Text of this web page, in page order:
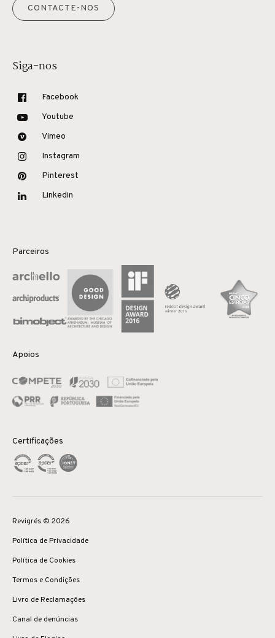
CONTACTE-NOS
Siga-nos
Facebook
Youtube
Vimeo
Instagram
Pinterest
Linkedin
Parceiros
Apoios
Certificações
Revigrés © 2026
Política de Privacidade
Política de Cookies
Termos e Condições
Livro de Reclamações
Canal de denúncias